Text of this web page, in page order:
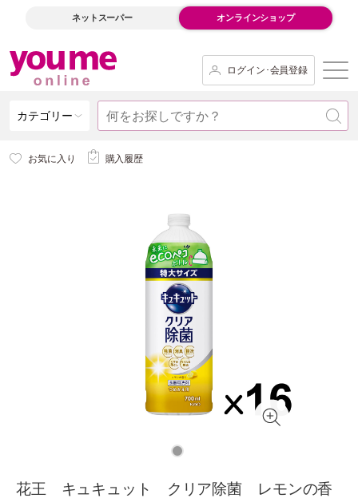
ネットスーパー オンラインショップ
ログイン･会員登録
カテゴリー
お気に入り 購入履歴
花王 キュキュット クリア除菌 レモンの香